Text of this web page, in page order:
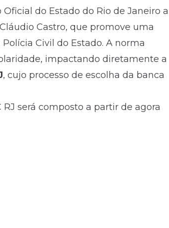
do Estado do Rio de Janeiro a
Castro, que promove uma
Civil do Estado. A norma
impactando diretamente a
, cujo processo de escolha da banca
será composto a partir de agora